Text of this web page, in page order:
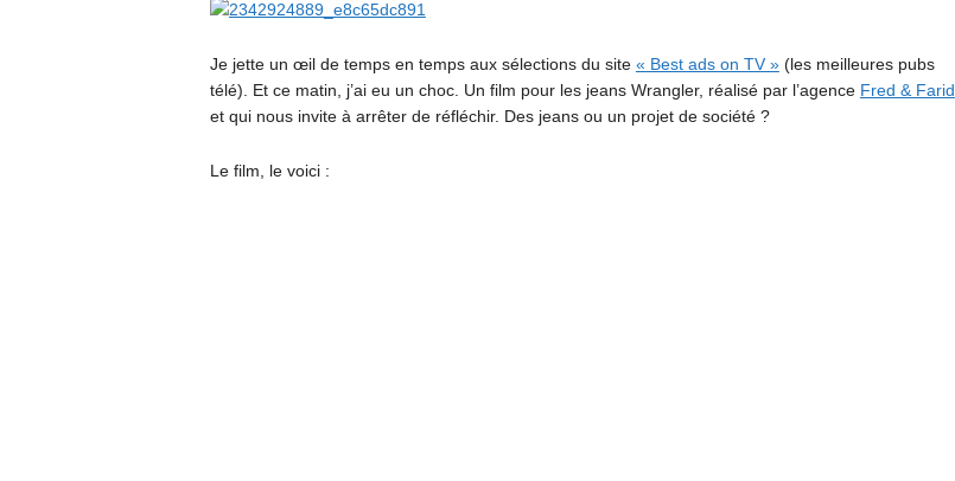
Je jette un œil de temps en temps aux sélections du site « Best ads on TV »(les meilleures pubs
télé). Et ce matin, j’ai eu un choc. Un film pour les jeans Wrangler, réalisé par l’agence Fred & Farid
et qui nous invite à arrêter de réfléchir. Des jeans ou un projet de société ?
Le film, le voici :